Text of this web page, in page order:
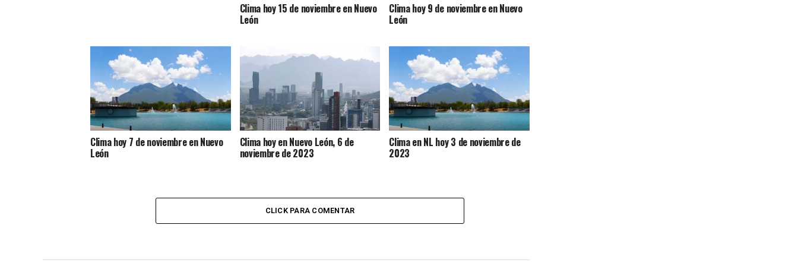
Clima hoy 15 de noviembre en Nuevo
León
Clima hoy 9 de noviembre en Nuevo
León
Clima hoy 7 de noviembre en Nuevo
León
Clima hoy en Nuevo León, 6 de
noviembre de 2023
Clima en NL hoy 3 de noviembre de
2023
CLICK PARA COMENTAR